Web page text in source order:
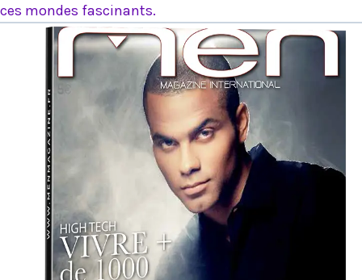
ces mondes fascinants.